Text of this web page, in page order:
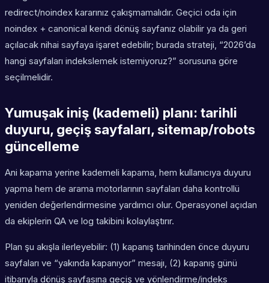
redirect/noindex kararınız çakışmamalıdır. Geçici oda için
noindex + canonical kendi dönüş sayfanız olabilir ya da geri
açılacak nihai sayfaya işaret edebilir; burada strateji, “2026’da
hangi sayfaları indekslemek istemiyoruz?” sorusuna göre
seçilmelidir.
Yumuşak iniş (kademeli) planı: tarihli
duyuru, geçiş sayfaları, sitemap/robots
güncelleme
Ani kapama yerine kademeli kapama, hem kullanıcıya duyuru
yapma hem de arama motorlarının sayfaları daha kontrollü
yeniden değerlendirmesine yardımcı olur. Operasyonel açıdan
da ekiplerin QA ve log takibini kolaylaştırır.
Plan şu akışla ilerleyebilir: (1) kapanış tarihinden önce duyuru
sayfaları ve “yakında kapanıyor” mesajı, (2) kapanış günü
itibarıyla dönüş sayfasına geçiş ve yönlendirme/indeks